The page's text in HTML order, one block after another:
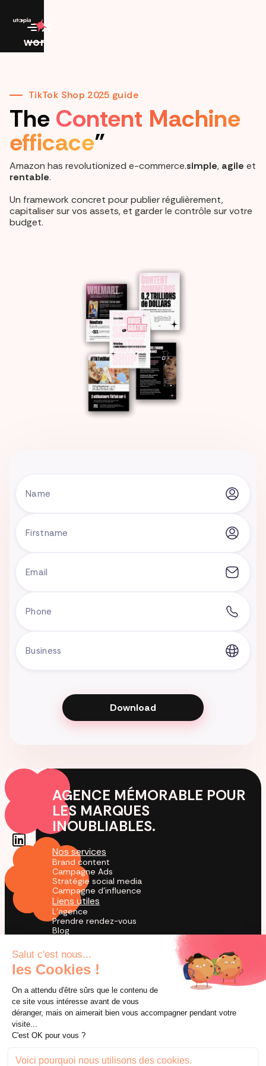
work
TikTok Shop 2025 guide
The Content Machine
efficace”
Amazon has revolutionized e-commerce.simple, agile et
rentable.
Un framework concret pour publier régulièrement,
capitaliser sur vos assets, et garder le contrôle sur votre
budget.
AGENCE MÉMORABLE POUR
LES MARQUES
INOUBLIABLES.
Nos services
Brand content
Campagne Ads
Stratégie social media
Campagne d'influence
Liens utiles
L'agence
Prendre rendez-vous
Blog
Agence TikTok
by creators for creation
© 2026 Utopia. Tous droits réservés.